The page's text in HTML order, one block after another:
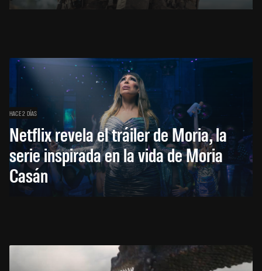
HACE 2 DÍAS
Netflix revela el tráiler de Moria, la
serie inspirada en la vida de Moria
Casán